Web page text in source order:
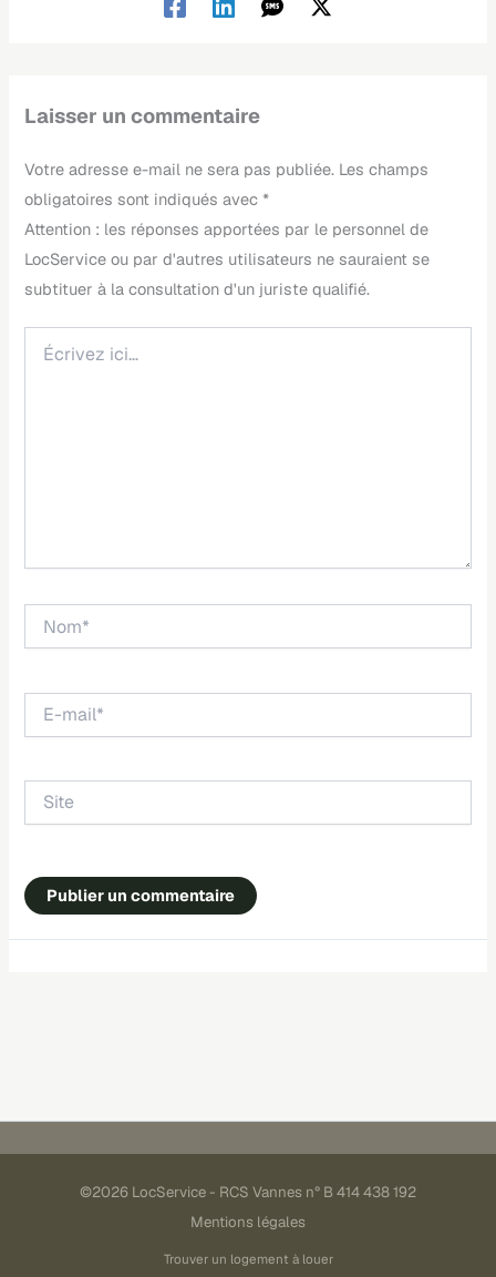
Laisser un commentaire
Votre adresse e-mail ne sera pas publiée. Les champs
obligatoires sont indiqués avec *
ici…
mail*
Site
©2026 LocService - RCS Vannes n° B 414 438 192
Mentions légales
Trouver un logement à louer